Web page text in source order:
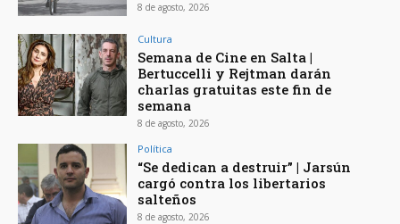
8 de agosto, 2026
Cultura
Semana de Cine en Salta |
Bertuccelli y Rejtman darán
charlas gratuitas este fin de
semana
8 de agosto, 2026
Política
“Se dedican a destruir” | Jarsún
cargó contra los libertarios
salteños
8 de agosto, 2026